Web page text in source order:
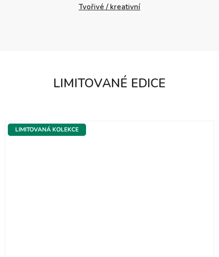
LIMITOVANÉ EDICE
LIMITOVANÁ KOLEKCE
Tvořivé / kreativní